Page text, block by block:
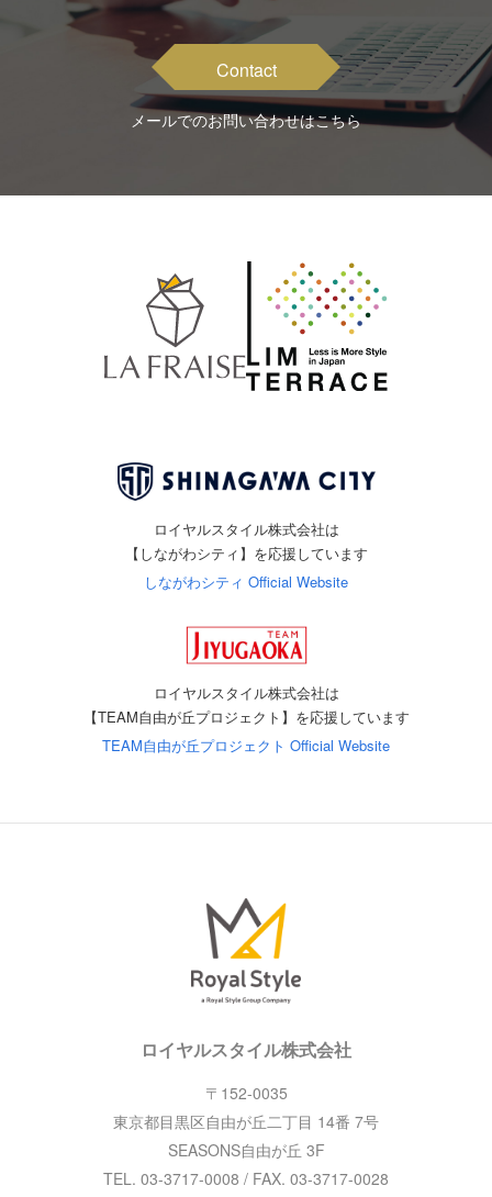
Contact
メールでのお問い合わせはこちら
ロイヤルスタイル株式会社は
【しながわシティ】を応援しています
しながわシティ Official Website
ロイヤルスタイル株式会社は
【TEAM自由が丘プロジェクト】を応援しています
TEAM自由が丘プロジェクト Official Website
ロイヤルスタイル株式会社
〒152-0035
東京都目黒区自由が丘二丁目 14番 7号
SEASONS自由が丘 3F
TEL. 03-3717-0008 / FAX. 03-3717-0028